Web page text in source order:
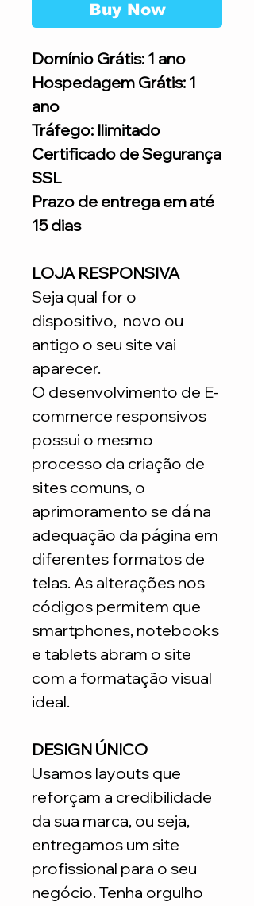
Buy Now
Domínio Grátis: 1 ano
Hospedagem Grátis: 1
ano
Tráfego: Ilimitado
Certificado de Segurança
SSL
Prazo de entrega em até
15 dias
LOJA RESPONSIVA
Seja qual for o
dispositivo, novo ou
antigo o seu site vai
aparecer.
O desenvolvimento de E-
commerce responsivos
possui o mesmo
processo da criação de
sites comuns, o
aprimoramento se dá na
adequação da página em
diferentes formatos de
telas. As alterações nos
códigos permitem que
smartphones, notebooks
e tablets abram o site
com a formatação visual
ideal.
DESIGN ÚNICO
Usamos layouts que
reforçam a credibilidade
da sua marca, ou seja,
entregamos um site
profissional para o seu
negócio. Tenha orgulho